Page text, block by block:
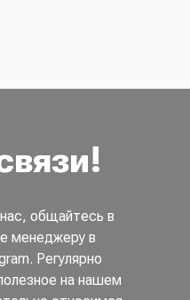
общайтесь в
менеджеру в
Регулярно
на нашем